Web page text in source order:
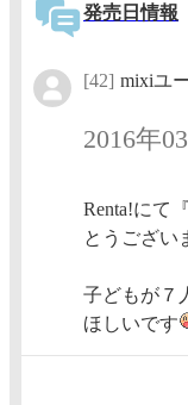
発売日情報
[42] mixiユ
2016年
Renta!にて
とうござい
子どもが７
ほしいです